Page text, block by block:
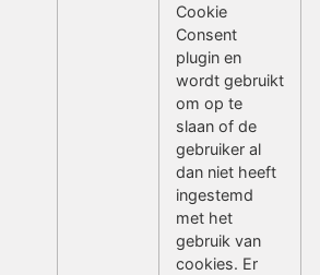
Cookie
Consent
plugin en
wordt gebruikt
om op te
slaan of de
gebruiker al
dan niet heeft
ingestemd
met het
gebruik van
cookies. Er